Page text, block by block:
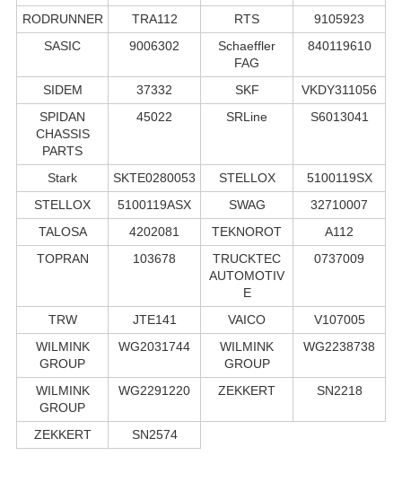
RODRUNNER TRA112 RTS
9105923
SASIC
9006302
Schaeffler
FAG
840119610
SIDEM 37332 SKF
VKDY311056
SPIDAN
CHASSIS
PARTS
45022 SRLine S6013041
Stark SKTE0280053 STELLOX
5100119SX
STELLOX
5100119ASX SWAG
32710007
TALOSA
4202081 TEKNOROT
A112
TOPRAN
103678
TRUCKTEC
AUTOMOTIV
E
0737009
TRW JTE141 VAICO
V107005
WILMINK
GROUP
WG2031744
WILMINK
GROUP
WG2238738
WILMINK
GROUP
WG2291220 ZEKKERT SN2218
ZEKKERT SN2574